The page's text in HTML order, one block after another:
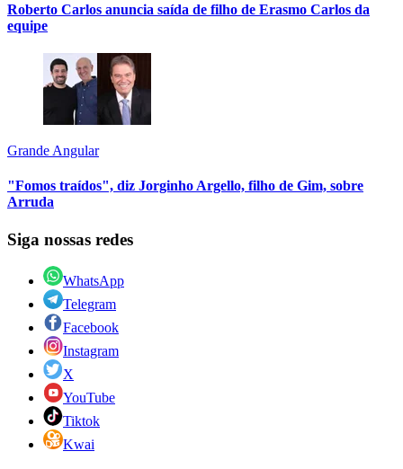
Roberto Carlos anuncia saída de filho de Erasmo Carlos da
equipe
Grande Angular
"Fomos traídos", diz Jorginho Argello, filho de Gim, sobre
Arruda
Siga nossas redes
WhatsApp
Telegram
Facebook
Instagram
X
YouTube
Tiktok
Kwai